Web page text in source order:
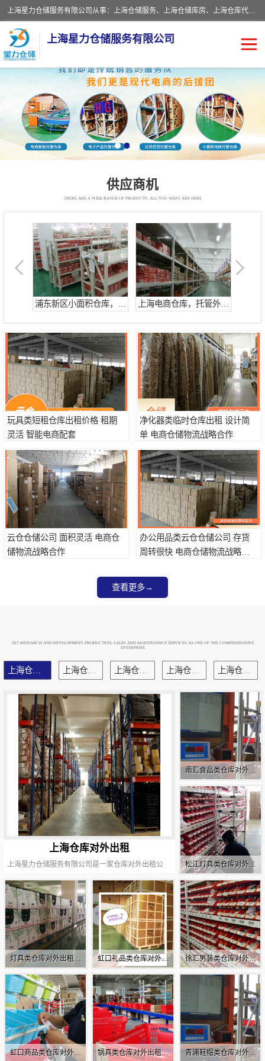
上海星力仓储服务有限公司从事：上海仓储服务、上海仓储库房、上海仓库代运营、上海仓库对外出租、上海仓库外包、上海三方仓储、上海电商仓储代发、上海电商代发货仓库、上海托管仓库、上海仓储配送。上海星力仓储服务有限公司现在拥有100个分仓、10万余平方的标准库房，精炼员工几百名，与几千家客户合作，公司已跻身上海仓储行业前列。欢迎来电咨询！
上海星力仓储服务有限公司
供应商机
THERE ARE A WIDE RANGE OF PRODUCTS. ALL YOU WANT ARE HERE
浦东新区小面积仓库，电商托管仓库 上海电商仓库，托管外包仓库，10平起租
杨浦区小面积仓库，托管仓库 宝山区小面积托管仓库，电商仓库
玩具类短租仓库出租价格 租期
灵活 智能电商配套
净化器类临时仓库出租 设计简
单 电商仓储物流战略合作
云仓仓储公司 面积灵活 电商仓
储物流战略合作
办公用品类云仓仓储公司 存货
周转很快 电商仓储物流战略整
查看更多→
SET RESEARCH AND DEVELOPMENT, PRODUCTION, SALES AND MAINTENANCE SERVICES AS ONE OF THE COMPREHENSIVE
ENTERPRISE
上海仓库外包 上海仓库代运营
上海仓库对外出租
上海星力仓储服务有限公司是一家仓库对外出租公
等服务,业务范围覆盖：黄浦/徐汇/长宁/静安/普陀/虹
口/杨浦/闵行/宝山/嘉定等全国区域，欢迎来电咨询仓
库对外出租价格|多少钱|费用等信息。
南汇食品类仓库对外出
租 自动化电商配套
松江灯具类仓库对外出
租 仓储供应链配套
灯具类仓库对外出租公
司 自动化电商配套
虹口礼品类仓库对外出
租 垂直电商配套
徐汇男装类仓库对外出
租 新媒体平台配套
虹口商品类仓库对外出 锅具类仓库对外出租公 青浦鞋帽类仓库对外出
上海仓库对外出租 上海仓储库房
上海仓储配送 上海仓库外包
上海仓库代运营 上海托管仓库
上海仓储服务
上海托管仓库